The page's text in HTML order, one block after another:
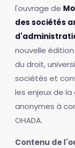
l'ouvrage de
des sociétés
nouvelle
du droit,
sociétés et
les enjeux de
anonymes à
OHADA.
Contenu de